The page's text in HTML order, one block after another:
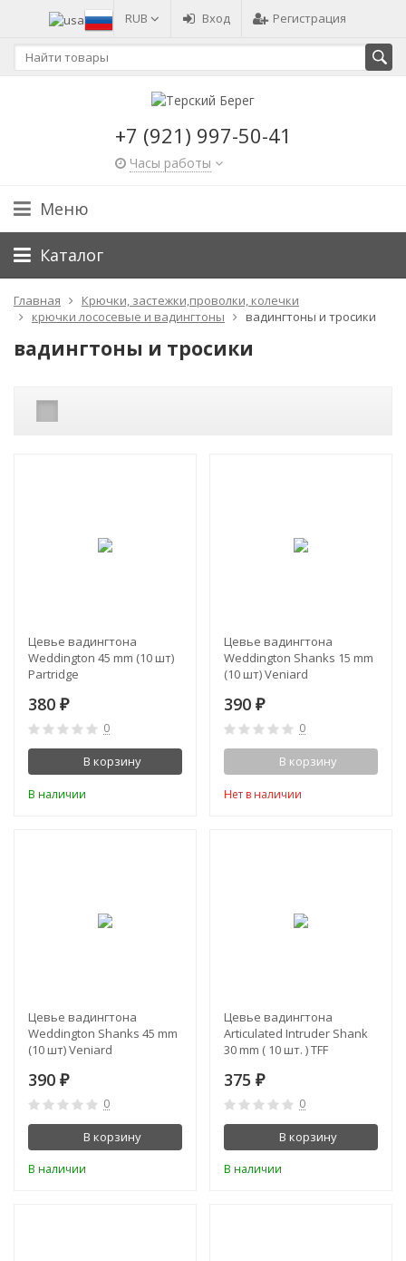
RUB Вход Регистрация
+7 (921) 997-50-41
Часы работы
Меню
Каталог
Главная
Крючки, застежки,проволки, колечки
крючки лососевые и вадингтоны
вадингтоны и тросики
вадингтоны и тросики
Цевье вадингтона
Weddington 45 mm (10 шт)
Partridge
380 ₽
0
В корзину
В наличии
Цевье вадингтона
Weddington Shanks 15 mm
(10 шт) Veniard
390 ₽
0
В корзину
Нет в наличии
Цевье вадингтона
Weddington Shanks 45 mm
(10 шт) Veniard
390 ₽
0
В корзину
В наличии
Цевье вадингтона
Articulated Intruder Shank
30 mm ( 10 шт. ) TFF
375 ₽
0
В корзину
В наличии